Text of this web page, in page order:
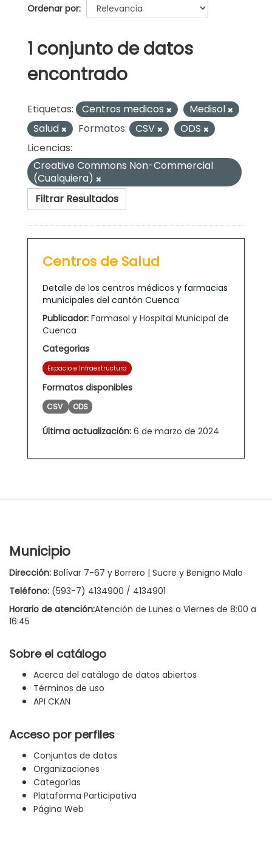
Ordenar por
1 conjunto de datos
encontrado
Etiquetas: Centros medicos
Medisol
Salud
Formatos: CSV
ODS
Licencias:
Creative Commons Non-Commercial
(Cualquiera)
Filtrar Resultados
Centros de Salud
Detalle de los centros médicos y farmacias
municipales del cantón Cuenca
Publicador: Farmasol y Hospital Municipal de
Cuenca
Categorias
Espacio e Infraestructura
Formatos disponibles
CSV ODS
Última actualización: 6 de marzo de 2024
Municipio
Dirección: Bolívar 7-67 y Borrero | Sucre y Benigno Malo
Teléfono: (593-7) 4134900 / 4134901
Horario de atención:Atención de Lunes a Viernes de 8:00 a
16:45
Sobre el catálogo
Acerca del catálogo de datos abiertos
Términos de uso
API CKAN
Acceso por perfiles
Conjuntos de datos
Organizaciones
Categorías
Plataforma Participativa
Página Web